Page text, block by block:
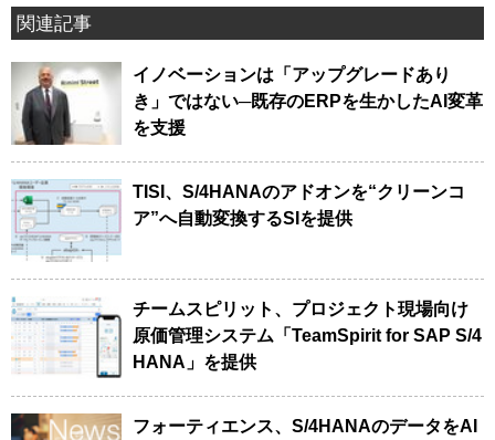
関連記事
イノベーションは「アップグレードあり
き」ではない─既存のERPを生かしたAI変革
を支援
TISI、S/4HANAのアドオンを“クリーンコ
ア”へ自動変換するSIを提供
チームスピリット、プロジェクト現場向け
原価管理システム「TeamSpirit for SAP S/4
HANA」を提供
フォーティエンス、S/4HANAのデータをAI